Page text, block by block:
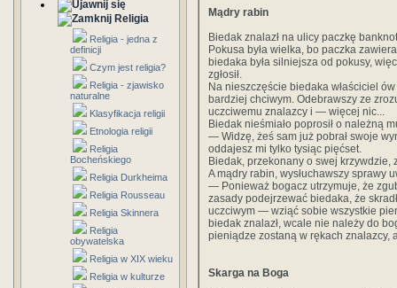
Religia
Religia - jedna z
definicji
Czym jest religia?
Religia - zjawisko
naturalne
Klasyfikacja religii
Etnologia religii
Religia
Bocheńskiego
Religia Durkheima
Religia Rousseau
Religia Skinnera
Religia
obywatelska
Religia w XIX wieku
Religia w kulturze
Mądry rabin
Biedak znalazł na ulicy paczkę
Pokusa była wielka, bo paczka
biedaka była silniejsza od pokusy,
zgłosił.
Na nieszczęście biedaka właściciel
bardziej chciwym. Odebrawszy ze
uczciwemu znalazcy i — więcej nic...
Biedak nieśmiało poprosił o należną
— Widzę, żeś sam już pobrał swoje
oddajesz mi tylko tysiąc pięćset.
Biedak, przekonany o swej krzywdzie,
A mądry rabin, wysłuchawszy sprawy
— Ponieważ bogacz utrzymuje, że
zasady podejrzewać biedaka, że
uczciwym — wziąć sobie wszystkie
biedak znalazł, wcale nie należy do
pieniądze zostaną w rękach znalazcy,
Skarga na Boga